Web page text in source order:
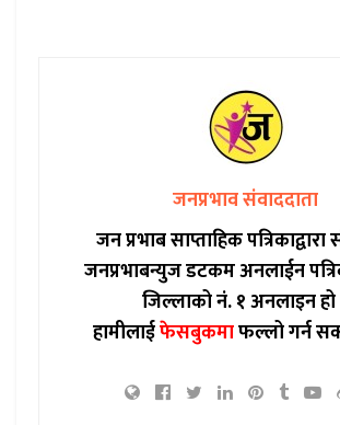
जनप्रभाव संवाददाता
जन प्रभाब साप्ताहिक
जनप्रभाबन्युज डटकम अनलाईन
जिल्लाको नं. १ अनलाइन हो
हामीलाईफेसबुकमाफल्लो गर्न